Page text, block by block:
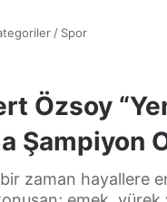
/ Spor
Özsoy
Şampiyon
zaman hayallere